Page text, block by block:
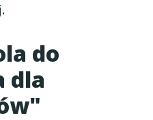
do
dla